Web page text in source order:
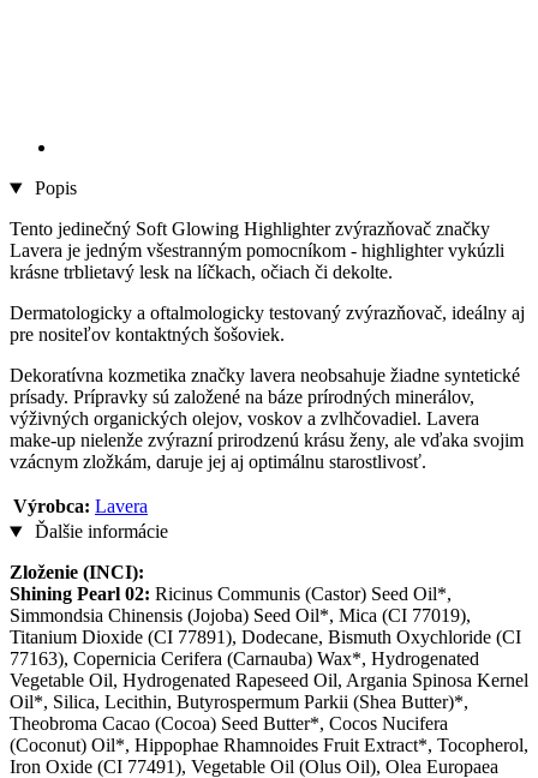
Popis
Tento jedinečný Soft Glowing Highlighter zvýrazňovač značky
Lavera je jedným všestranným pomocníkom - highlighter vykúzli
krásne trblietavý lesk na líčkach, očiach či dekolte.
Dermatologicky a oftalmologicky testovaný zvýrazňovač, ideálny aj
pre nositeľov kontaktných šošoviek.
Dekoratívna kozmetika značky lavera neobsahuje žiadne syntetické
prísady. Prípravky sú založené na báze prírodných minerálov,
výživných organických olejov, voskov a zvlhčovadiel. Lavera
make-up nielenže zvýrazní prirodzenú krásu ženy, ale vďaka svojim
vzácnym zložkám, daruje jej aj optimálnu starostlivosť.
Výrobca: Lavera
Ďalšie informácie
Zloženie (INCI):
Shining Pearl 02: Ricinus Communis (Castor) Seed Oil*,
Simmondsia Chinensis (Jojoba) Seed Oil*, Mica (CI 77019),
Titanium Dioxide (CI 77891), Dodecane, Bismuth Oxychloride (CI
77163), Copernicia Cerifera (Carnauba) Wax*, Hydrogenated
Vegetable Oil, Hydrogenated Rapeseed Oil, Argania Spinosa Kernel
Oil*, Silica, Lecithin, Butyrospermum Parkii (Shea Butter)*,
Theobroma Cacao (Cocoa) Seed Butter*, Cocos Nucifera
(Coconut) Oil*, Hippophae Rhamnoides Fruit Extract*, Tocopherol,
Iron Oxide (CI 77491), Vegetable Oil (Olus Oil), Olea Europaea